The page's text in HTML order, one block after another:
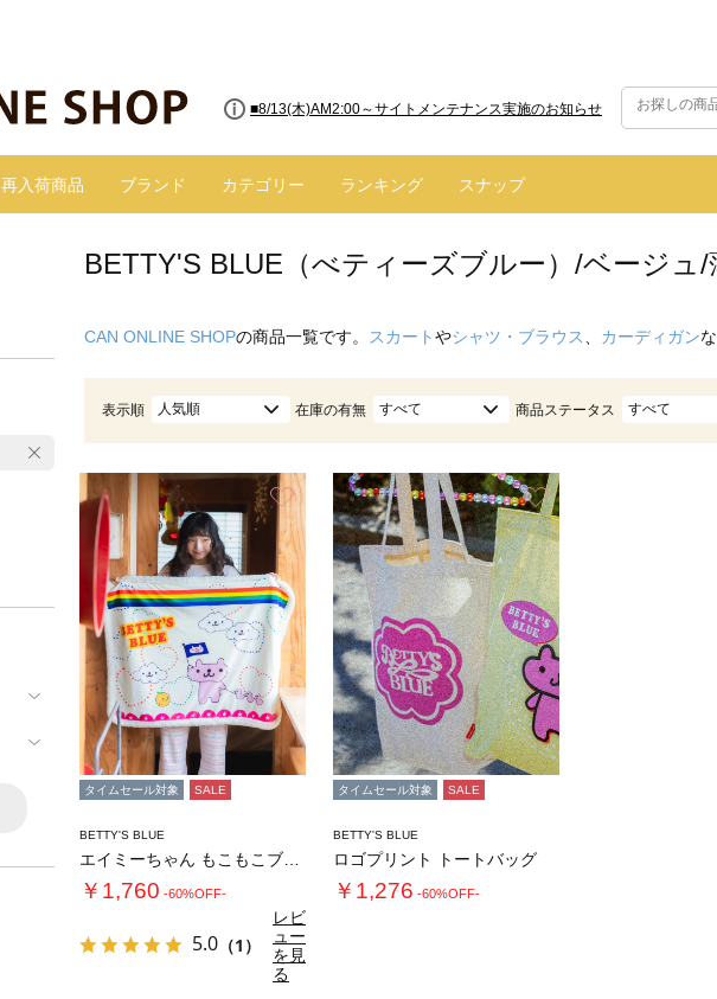
■8/13(木)AM2:00～サイトメンテナンス実施のお知らせ
再入荷商品 ブランド カテゴリー ランキング スナップ
BETTY'S BLUE（べティーズブルー）/ベージュ/
CAN ONLINE SHOPの商品一覧です。 スカートやシャツ・ブラウス カーディガン
表示順 人気順 在庫の有無 すべて 商品ステータス すべて
お気に入り
タイムセール対象 SALE
BETTY'S BLUE
￥1,760 -60%OFF-
5.0 （1）
レビ
ュー
を見
る
お気に入り
タイムセール対象 SALE
BETTY'S BLUE
ロゴプリント トートバッグ
￥1,276 -60%OFF-